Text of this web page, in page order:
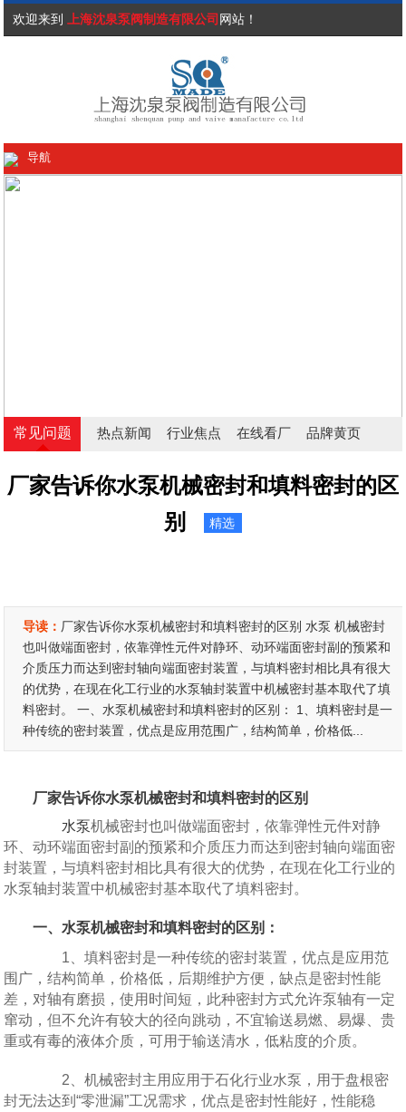
欢迎来到 上海沈泉泵阀制造有限公司 网站！
导航
常见问题 热点新闻 行业焦点 在线看厂 品牌黄页
厂家告诉你水泵机械密封和填料密封的区
别
精选
导读： 厂家告诉你水泵机械密封和填料密封的区别 水泵 机械密封
也叫做端面密封，依靠弹性元件对静环、动环端面密封副的预紧和
介质压力而达到密封轴向端面密封装置，与填料密封相比具有很大
的优势，在现在化工行业的水泵轴封装置中机械密封基本取代了填
料密封。 一、水泵机械密封和填料密封的区别： 1、填料密封是一
种传统的密封装置，优点是应用范围广，结构简单，价格低...
厂家告诉你水泵机械密封和填料密封的区别
水泵机械密封也叫做端面密封，依靠弹性元件对静
环、动环端面密封副的预紧和介质压力而达到密封轴向端面密
封装置，与填料密封相比具有很大的优势，在现在化工行业的
水泵轴封装置中机械密封基本取代了填料密封。
一、水泵机械密封和填料密封的区别：
1、填料密封是一种传统的密封装置，优点是应用范
围广，结构简单，价格低，后期维护方便，缺点是密封性能
差，对轴有磨损，使用时间短，此种密封方式允许泵轴有一定
窜动，但不允许有较大的径向跳动，不宜输送易燃、易爆、贵
重或有毒的液体介质，可用于输送清水，低粘度的介质。
2、机械密封主用应用于石化行业水泵，用于盘根密
封无法达到“零泄漏”工况需求，优点是密封性能好，性能稳